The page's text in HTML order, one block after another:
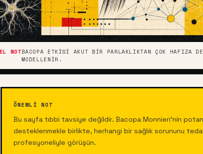
BACOPA ETKISI AKUT BIR PARLAKLIKTAN ÇOK HAFIZA
MODELLENIR.
ÖNEMLI NOT
Bu sayfa tıbbi tavsiye değildir. Bacopa Monnieri'nin
desteklenmekle birlikte, herhangi bir sağlık sorununu
profesyoneliyle görüşün.